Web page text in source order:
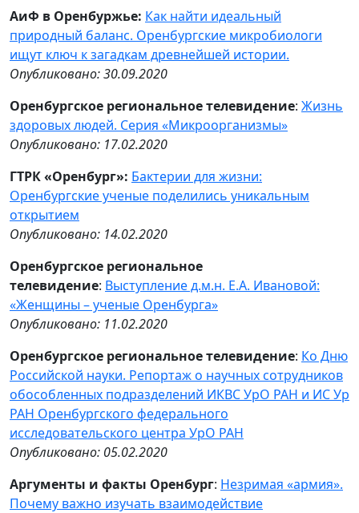
АиФ в Оренбуржье: Как найти идеальный
природный баланс. Оренбургские микробиологи
ищут ключ к загадкам древнейшей истории.
Опубликовано: 30.09.2020
Оренбургское региональное телевидение: Жизнь
здоровых людей. Серия «Микроорганизмы»
Опубликовано: 17.02.2020
ГТРК «Оренбург»: Бактерии для жизни:
Оренбургские ученые поделились уникальным
открытием
Опубликовано: 14.02.2020
Оренбургское региональное
телевидение: Выступление д.м.н. Е.А. Ивановой:
«Женщины – ученые Оренбурга»
Опубликовано: 11.02.2020
Оренбургское региональное телевидение: Ко Дню
Российской науки. Репортаж о научных сотрудников
обособленных подразделений ИКВС УрО РАН и ИС Ур
РАН Оренбургского федерального
исследовательского центра УрО РАН
Опубликовано: 05.02.2020
Аргументы и факты Оренбург: Незримая «армия».
Почему важно изучать взаимодействие